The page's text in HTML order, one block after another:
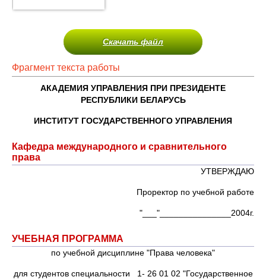
Скачать файл
Фрагмент текста работы
АКАДЕМИЯ УПРАВЛЕНИЯ ПРИ ПРЕЗИДЕНТЕ
РЕСПУБЛИКИ БЕЛАРУСЬ
ИНСТИТУТ ГОСУДАРСТВЕННОГО УПРАВЛЕНИЯ
Кафедра международного и сравнительного
права
УТВЕРЖДАЮ
Проректор по учебной работе
"___"_______________2004г.
УЧЕБНАЯ ПРОГРАММА
по учебной дисциплине "Права человека"
для студентов специальности 1- 26 01 02 "Государственное